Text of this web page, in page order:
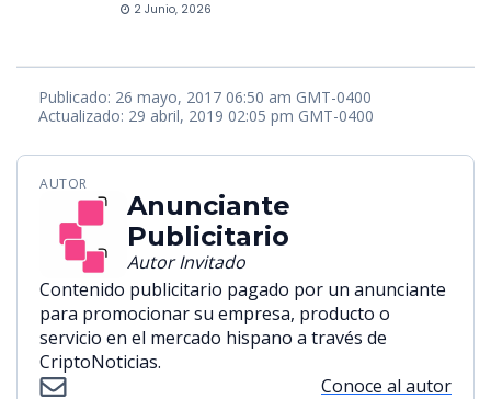
2 Junio, 2026
Publicado: 26 mayo, 2017 06:50 am GMT-0400
Actualizado: 29 abril, 2019 02:05 pm GMT-0400
AUTOR
Anunciante
Publicitario
Autor Invitado
Contenido publicitario pagado por un anunciante
para promocionar su empresa, producto o
servicio en el mercado hispano a través de
CriptoNoticias.
Conoce al autor